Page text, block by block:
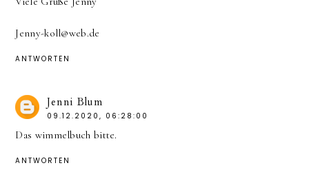
Jenny-koll@web.de
ANTWORTEN
Jenni Blum
09.12.2020, 06:28:00
Das wimmelbuch bitte.
ANTWORTEN